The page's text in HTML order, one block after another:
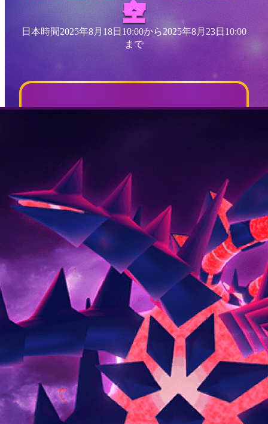
空
日本時間2025年8月18日10:00から2025年8月23日10:00
まで